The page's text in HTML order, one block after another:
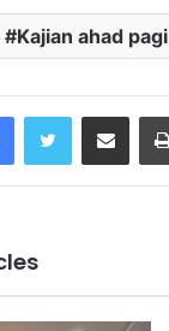
Kajian ahad pagi